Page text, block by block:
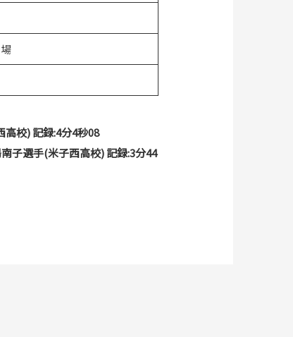
校) 記録:4分4秒08
子選手(米子西高校) 記録:3分44